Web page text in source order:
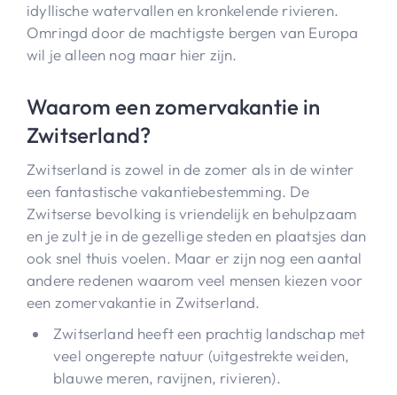
idyllische watervallen en kronkelende rivieren.
Omringd door de machtigste bergen van Europa
wil je alleen nog maar hier zijn.
Waarom een zomervakantie in
Zwitserland?
Zwitserland is zowel in de zomer als in de winter
een fantastische vakantiebestemming. De
Zwitserse bevolking is vriendelijk en behulpzaam
en je zult je in de gezellige steden en plaatsjes dan
ook snel thuis voelen. Maar er zijn nog een aantal
andere redenen waarom veel mensen kiezen voor
een zomervakantie in Zwitserland.
Zwitserland heeft een prachtig landschap met
veel ongerepte natuur (uitgestrekte weiden,
blauwe meren, ravijnen, rivieren).